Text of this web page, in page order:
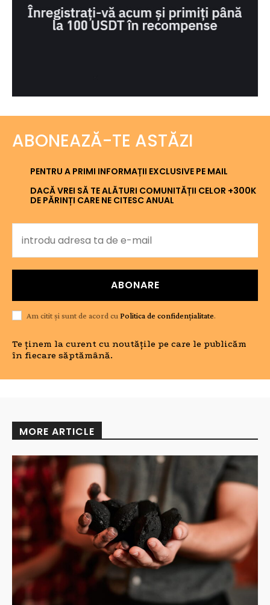
ABONEAZĂ-TE ASTĂZI
PENTRU A PRIMI INFORMAȚII EXCLUSIVE PE MAIL
DACĂ VREI SĂ TE ALĂTURI COMUNITĂȚII CELOR +300K
DE PĂRINȚI CARE NE CITESC ANUAL
ABONARE
Am citit și sunt de acord cu Politica de confidențialitate.
Te ținem la curent cu noutățile pe care le publicăm
în fiecare săptămână.
MORE ARTICLE